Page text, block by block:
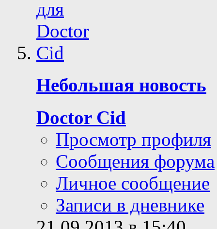
Небольшая новость
Doctor Cid
Просмотр профиля
Сообщения форума
Личное сообщение
Записи в дневнике